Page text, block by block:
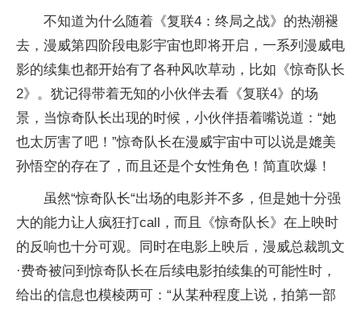
不知道为什么随着《复联4：终局之战》的热潮褪
去，漫威第四阶段电影宇宙也即将开启，一系列漫威电
影的续集也都开始有了各种风吹草动，比如《惊奇队长
2》。犹记得带着无知的小伙伴去看《复联4》的场
景，当惊奇队长出现的时候，小伙伴捂着嘴说道：“她
也太厉害了吧！”惊奇队长在漫威宇宙中可以说是媲美
孙悟空的存在了，而且还是个女性角色！简直吹爆！
虽然“惊奇队长“出场的电影并不多，但是她十分强
大的能力让人疯狂打call，而且《惊奇队长》在上映时
的反响也十分可观。同时在电影上映后，漫威总裁凯文
·费奇被问到惊奇队长在后续电影拍续集的可能性时，
给出的信息也模棱两可：“从某种程度上说，拍第一部